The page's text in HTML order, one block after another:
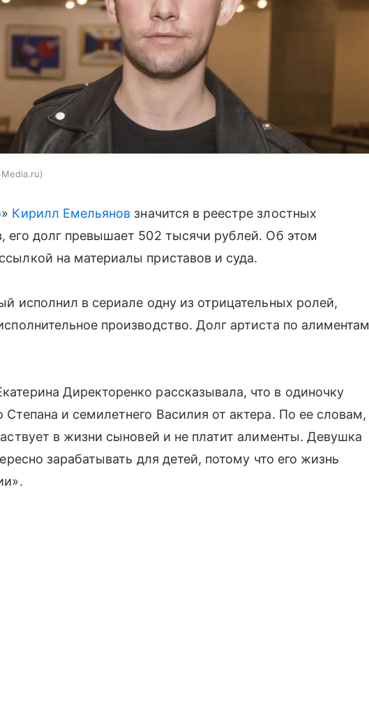
» Кирилл Емельянов значится в реестре злостных
его долг превышает 502 тысячи рублей. Об этом
на материалы приставов и суда.
исполнил в сериале одну из отрицательных ролей,
производство. Долг артиста по алиментам
Директоренко рассказывала, что в одиночку
Степана и семилетнего Василия от актера. По ее словам,
в жизни сыновей и не платит алименты. Девушка
зарабатывать для детей, потому что его жизнь